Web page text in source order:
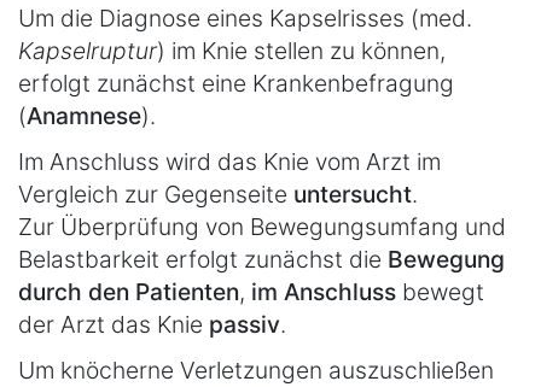
Um die Diagnose eines Kapselrisses (med.
Kapselruptur) im Knie stellen zu können,
erfolgt zunächst eine Krankenbefragung
(Anamnese).
Im Anschluss wird das Knie vom Arzt im
Vergleich zur Gegenseite untersucht.
Zur Überprüfung von Bewegungsumfang und
Belastbarkeit erfolgt zunächst die Bewegung
durch den Patienten, im Anschluss bewegt
der Arzt das Knie passiv.
Um knöcherne Verletzungen auszuschließen